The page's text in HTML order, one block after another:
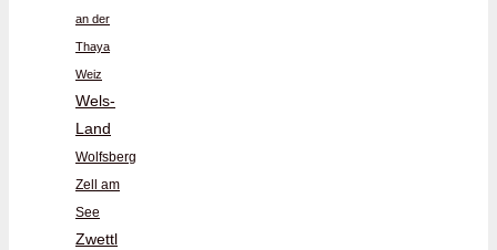
an der
Thaya
Weiz
Wels-
Land
Wolfsberg
Zell am
See
Zwettl